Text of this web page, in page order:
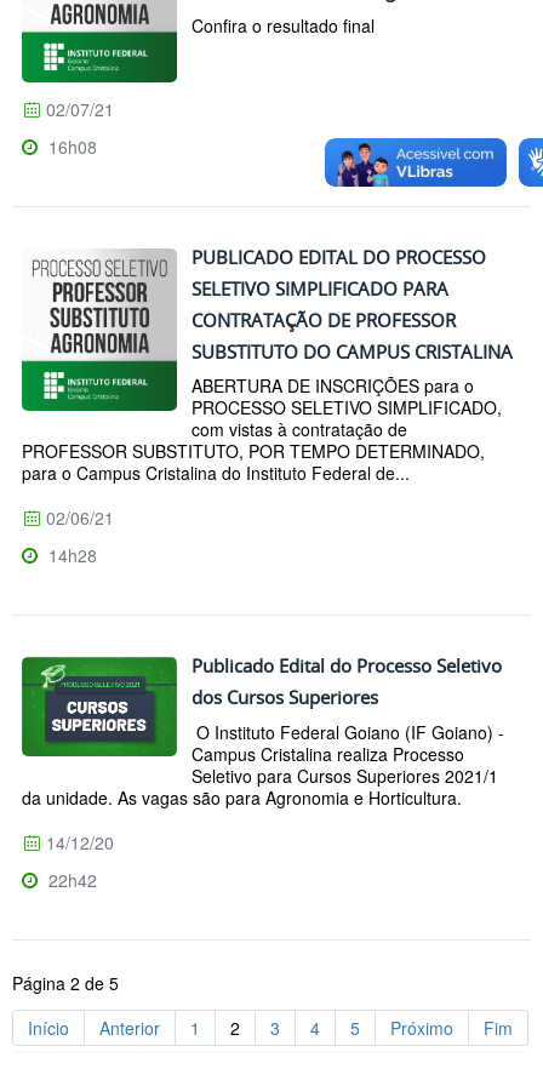
Confira o resultado final
02/07/21
16h08
PUBLICADO EDITAL DO PROCESSO
SELETIVO SIMPLIFICADO PARA
CONTRATAÇÃO DE PROFESSOR
SUBSTITUTO DO CAMPUS CRISTALINA
ABERTURA DE INSCRIÇÕES para o
PROCESSO SELETIVO SIMPLIFICADO,
com vistas à contratação de
PROFESSOR SUBSTITUTO, POR TEMPO DETERMINADO,
para o Campus Cristalina do Instituto Federal de...
02/06/21
14h28
Publicado Edital do Processo Seletivo
dos Cursos Superiores
O Instituto Federal Goiano (IF Goiano) -
Campus Cristalina realiza Processo
Seletivo para Cursos Superiores 2021/1
da unidade. As vagas são para Agronomia e Horticultura.
14/12/20
22h42
Página 2 de 5
Início
Anterior 1 2 3 4 5 Próximo Fim